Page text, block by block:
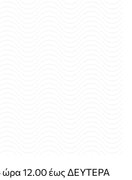
ώρα 12.00 έως ΔΕΥΤΕΡΑ